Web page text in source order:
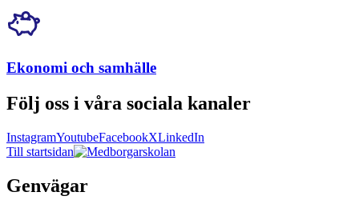
Ekonomi och samhälle
Följ oss i våra sociala kanaler
InstagramYoutubeFacebookXLinkedIn
Till startsidan
Genvägar